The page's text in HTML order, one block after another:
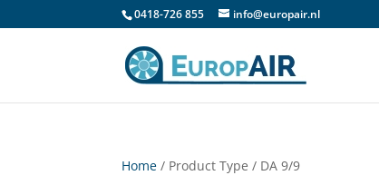
0418-726 855 info@europair.nl
Home / Product Type / DA 9/9